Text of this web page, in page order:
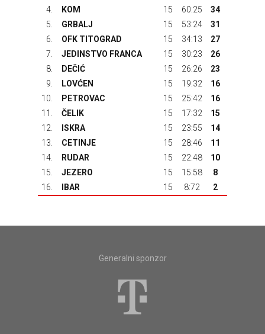
4.
KOM 15 60:25
34
5.
GRBALJ 15 53:24
31
6.
OFK TITOGRAD 15 34:13
27
7.
JEDINSTVO FRANCA 15 30:23
26
8.
DEČIĆ 15 26:26
23
9.
LOVĆEN 15 19:32
16
10.
PETROVAC 15 25:42
16
11.
ČELIK 15 17:32
15
12.
ISKRA 15 23:55
14
13.
CETINJE 15 28:46
11
14.
RUDAR 15 22:48
10
15.
JEZERO 15 15:58
8
16.
IBAR 15 8:72 2
Generalni sponzor